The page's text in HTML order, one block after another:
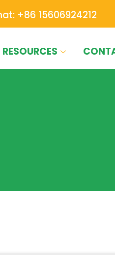
+86 15606924212
RESOURCES